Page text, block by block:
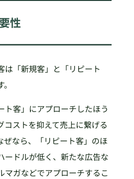
性
は「新規客」と「リピート
ト客」にアプローチしたほう
コストを抑えて売上に繋げる
ぜなら、「リピート客」のほ
ードルが低く、新たな広告な
マガなどでアプローチするこ